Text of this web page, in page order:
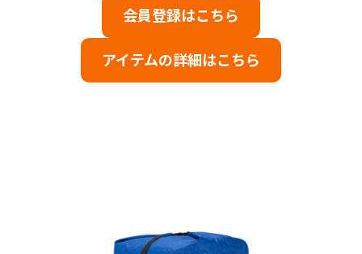
会員登録はこちら
アイテムの詳細はこちら